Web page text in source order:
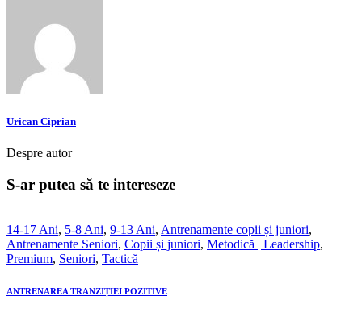
Urican Ciprian
Despre autor
S-ar putea să te intereseze
14-17 Ani, 5-8 Ani, 9-13 Ani, Antrenamente copii și juniori,
Antrenamente Seniori, Copii și juniori, Metodică | Leadership,
Premium, Seniori, Tactică
ANTRENAREA TRANZIȚIEI POZITIVE